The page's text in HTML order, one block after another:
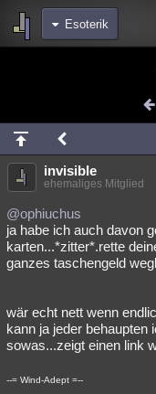
Esoterik
Chat Wiki
meine Rubriken
Menschen
Spiritualität
Natur Umfragen
weitere Rubriken
Astronomie Helpdesk
Musik
invisible
ehemaliges Mitglied
@ophiuchus
ja habe ich auch davon
karten...*zitter*.rette
ganzes taschengeld
wär echt nett wenn
kann ja jeder behaupten
sowas...zeigt einen link
--= Wind-Adept =--